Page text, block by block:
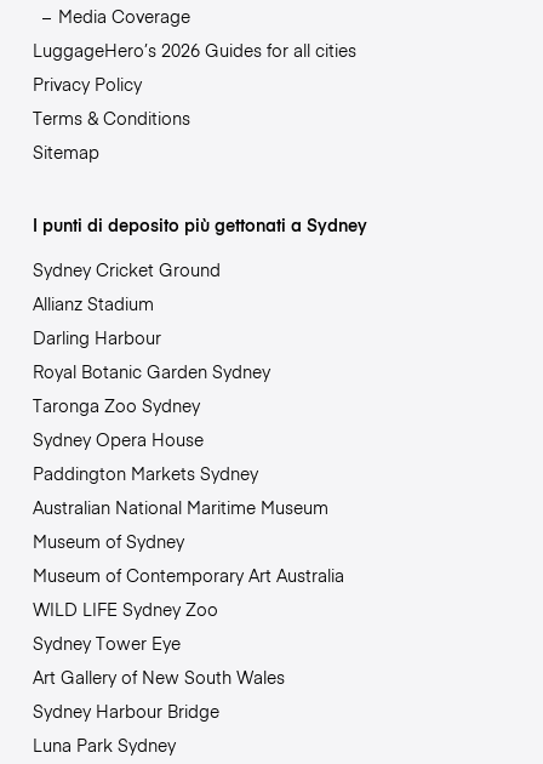
Media Coverage
LuggageHero’s 2026 Guides for all cities
Privacy Policy
Terms & Conditions
Sitemap
I punti di deposito più gettonati a Sydney
Sydney Cricket Ground
Allianz Stadium
Darling Harbour
Royal Botanic Garden Sydney
Taronga Zoo Sydney
Sydney Opera House
Paddington Markets Sydney
Australian National Maritime Museum
Museum of Sydney
Museum of Contemporary Art Australia
WILD LIFE Sydney Zoo
Sydney Tower Eye
Art Gallery of New South Wales
Sydney Harbour Bridge
Luna Park Sydney